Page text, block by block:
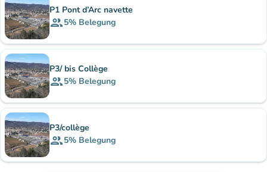
P1 Pont d’Arc navette
group5% Belegung
P3/ bis Collège
group5% Belegung
P3/collège
group5% Belegung